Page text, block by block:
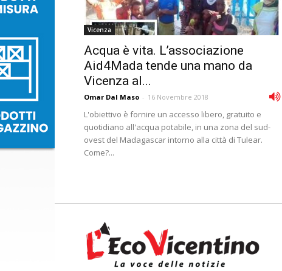
Vicenza
Acqua è vita. L’associazione
Aid4Mada tende una mano da
Vicenza al...
Omar Dal Maso - 16 Novembre 2018
L'obiettivo è fornire un accesso libero, gratuito e
quotidiano all'acqua potabile, in una zona del sud-
ovest del Madagascar intorno alla città di Tulear.
Come?...